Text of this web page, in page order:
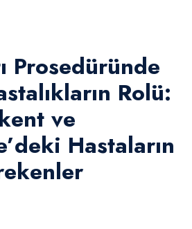
Prosedüründe
Rolü:
ve
Hastaların